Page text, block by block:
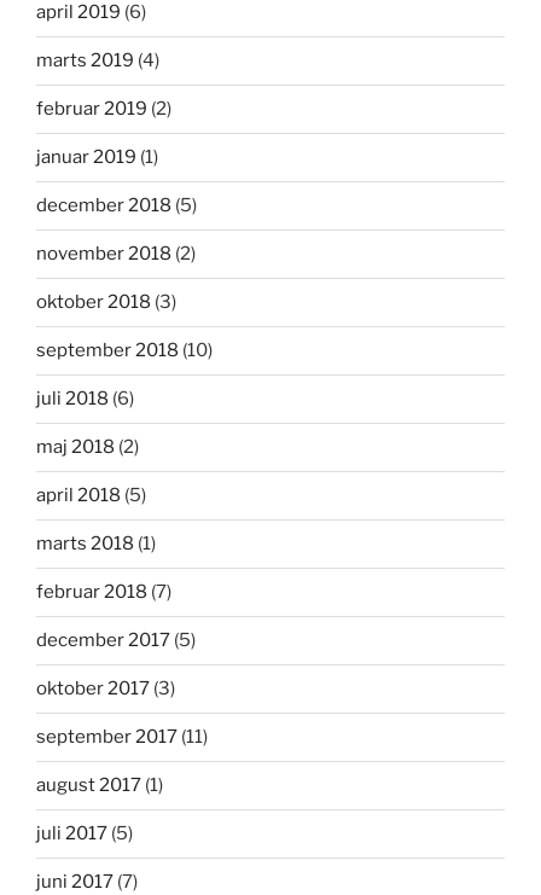
april 2019 (6)
marts 2019 (4)
februar 2019 (2)
januar 2019 (1)
december 2018 (5)
november 2018 (2)
oktober 2018 (3)
september 2018 (10)
juli 2018 (6)
maj 2018 (2)
april 2018 (5)
marts 2018 (1)
februar 2018 (7)
december 2017 (5)
oktober 2017 (3)
september 2017 (11)
august 2017 (1)
juli 2017 (5)
juni 2017 (7)